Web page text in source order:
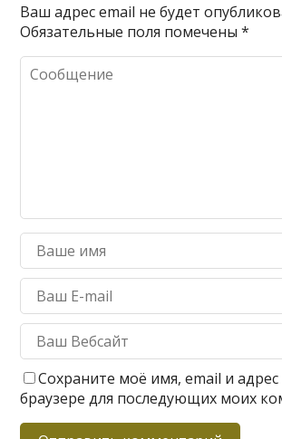
Ваш адрес email не будет
Обязательные поля помечены*
Сохраните моё имя, email и адрес
браузере для последующих моих